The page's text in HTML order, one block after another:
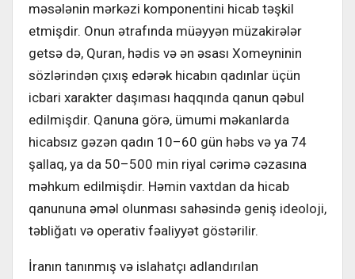
məsələnin mərkəzi komponentini hicab təşkil
etmişdir. Onun ətrafında müəyyən müzakirələr
getsə də, Quran, hədis və ən əsası Xomeyninin
sözlərindən çıxış edərək hicabın qadınlar üçün
icbari xarakter daşıması haqqında qanun qəbul
edilmişdir. Qanuna görə, ümumi məkanlarda
hicabsız gəzən qadın 10–60 gün həbs və ya 74
şallaq, ya da 50–500 min riyal cərimə cəzasına
məhkum edilmişdir. Həmin vaxtdan da hicab
qanununa əməl olunması sahəsində geniş ideoloji,
təbliğatı və operativ fəaliyyət göstərilir.
İranın tanınmış və islahatçı adlandırılan